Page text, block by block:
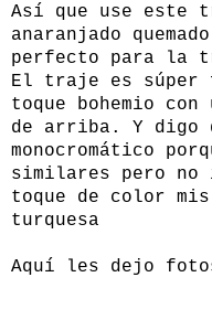
Así que use este
anaranjado
perfecto para la
El traje es súper
toque bohemio
de arriba. Y digo
monocromático
similares pero no
toque de color
turquesa
Aquí les dejo